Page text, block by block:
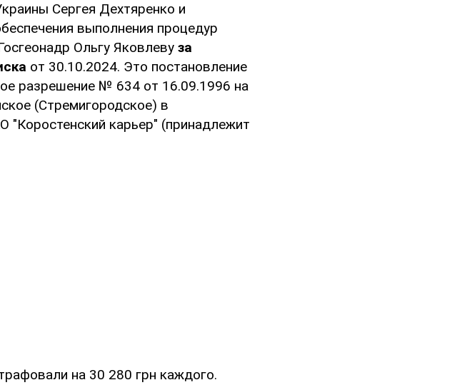
Сергея Дехтяренко и
выполнения процедур
Ольгу Яковлеву за
от 30.10.2024. Это постановление
разрешение № 634 от 16.09.1996 на
(Стремигородское) в
карьер" (принадлежит
на 30 280 грн каждого.